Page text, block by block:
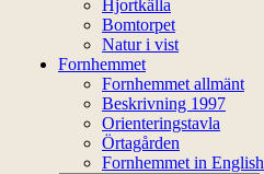
Hjortkälla
Bomtorpet
Natur i vist
Fornhemmet
Fornhemmet allmänt
Beskrivning 1997
Orienteringstavla
Örtagården
Fornhemmet in English